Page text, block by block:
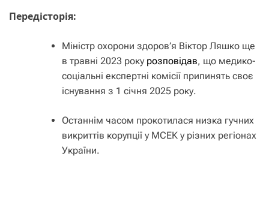
Передісторія:
Міністр охорони здоров’я Віктор Ляшко ще
в травні 2023 року розповідав, що медико-
соціальні експертні комісії припинять своє
існування з 1 січня 2025 року.
Останнім часом прокотилася низка гучних
викриттів корупції у МСЕК у різних регіонах
України.